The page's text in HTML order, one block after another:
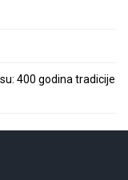
400 godina tradicije